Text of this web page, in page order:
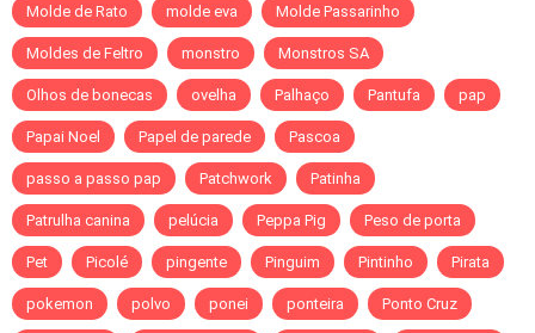
Molde de Rato molde eva Molde Passarinho
Moldes de Feltro monstro Monstros SA
Olhos de bonecas ovelha Palhaço Pantufa pap
Papai Noel Papel de parede Pascoa
passo a passo pap Patchwork Patinha
Patrulha canina pelúcia Peppa Pig Peso de porta
Pet Picolé pingente Pinguim Pintinho Pirata
pokemon polvo ponei ponteira Ponto Cruz